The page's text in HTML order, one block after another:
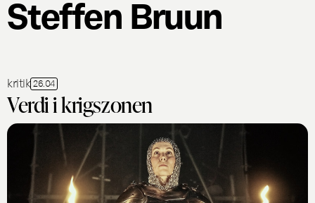
Steffen Bruun
kritik 26.04
Verdi i krigszonen